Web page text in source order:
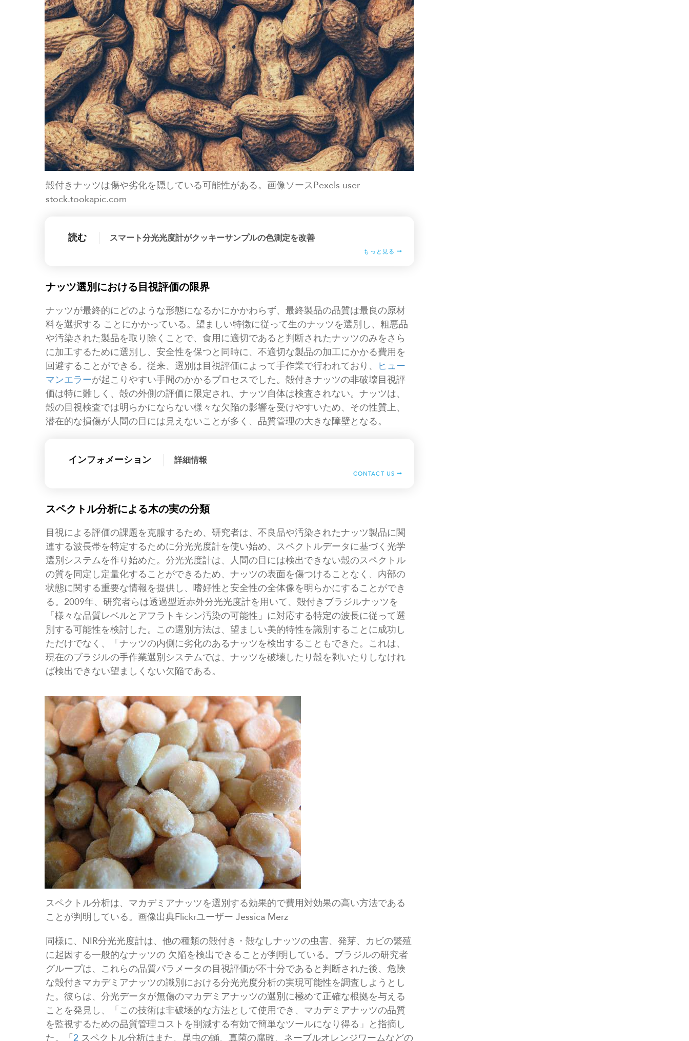
殻付きナッツは傷や劣化を隠している可能性がある。画像ソースPexels user
stock.tookapic.com
読む スマート分光光度計がクッキーサンプルの色測定を改善
もっと見る
ナッツ選別における目視評価の限界
ナッツが最終的にどのような形態になるかにかかわらず、最終製品の品質は最良の原材
料を選択する ことにかかっている。望ましい特徴に従って生のナッツを選別し、粗悪品
や汚染された製品を取り除くことで、食用に適切であると判断されたナッツのみをさら
に加工するために選別し、安全性を保つと同時に、不適切な製品の加工にかかる費用を
回避することができる。従来、選別は目視評価によって手作業で行われており、 ヒュー
マンエラーが起こりやすい手間のかかるプロセスでした。殻付きナッツの非破壊目視評
価は特に難しく、殻の外側の評価に限定され、ナッツ自体は検査されない。ナッツは、
殻の目視検査では明らかにならない様々な欠陥の影響を受けやすいため、その性質上、
潜在的な損傷が人間の目には見えないことが多く、品質管理の大きな障壁となる。
インフォメーション 詳細情報
CONTACT US
スペクトル分析による木の実の分類
目視による評価の課題を克服するため、研究者は、不良品や汚染されたナッツ製品に関
連する波長帯を特定するために分光光度計を使い始め、スペクトルデータに基づく光学
選別システムを作り始めた。分光光度計は、人間の目には検出できない殻のスペクトル
の質を同定し定量化することができるため、ナッツの表面を傷つけることなく、内部の
状態に関する重要な情報を提供し、嗜好性と安全性の全体像を明らかにすることができ
る。2009年、研究者らは透過型近赤外分光光度計を用いて、殻付きブラジルナッツを
「様々な品質レベルとアフラトキシン汚染の可能性」に対応する特定の波長に従って選
別する可能性を検討した。この選別方法は、望ましい美的特性を識別することに成功し
ただけでなく、「ナッツの内側に劣化のあるナッツを検出することもできた。これは、
現在のブラジルの手作業選別システムでは、ナッツを破壊したり殻を剥いたりしなけれ
ば検出できない望ましくない欠陥である。
スペクトル分析は、マカデミアナッツを選別する効果的で費用対効果の高い方法である
ことが判明している。画像出典Flickrユーザー Jessica Merz
同様に、NIR分光光度計は、他の種類の殻付き・殻なしナッツの虫害、発芽、カビの繁殖
に起因する一般的なナッツの 欠陥を検出できることが判明している。ブラジルの研究者
グループは、これらの品質パラメータの目視評価が不十分であると判断された後、危険
な殻付きマカデミアナッツの識別における分光光度分析の実現可能性を調査しようとし
た。彼らは、分光データが無傷のマカデミアナッツの選別に極めて正確な根拠を与える
ことを発見し、「この技術は非破壊的な方法として使用でき、マカデミアナッツの品質
を監視するための品質管理コストを削減する有効で簡単なツールになり得る」と指摘し
た。「2 スペクトル分析はまた、昆虫の蛹、真菌の腐敗、ネーブルオレンジワームなどの